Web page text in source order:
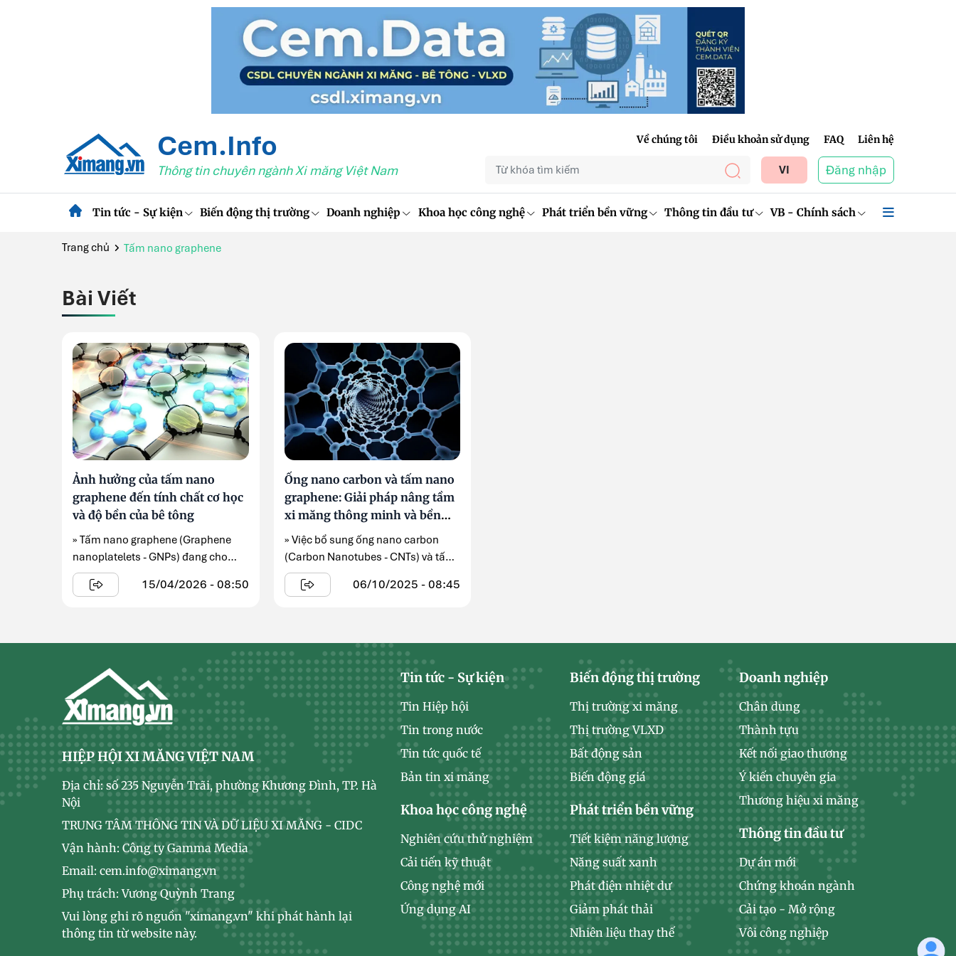
Cem.Info
Thông tin chuyên ngành Xi măng Việt Nam
Về chúng tôi Điều khoản sử dụng FAQ Liên hệ
VI Đăng nhập
Tin tức - Sự kiện Biến động thị trường Doanh nghiệp Khoa học công nghệ Phát triển bền vững Thông tin đầu tư VB - Chính sách
Trang chủ Tấm nano graphene
Bài Viết
Ảnh hưởng của tấm nano
graphene đến tính chất cơ học
và độ bền của bê tông
» Tấm nano graphene (Graphene
nanoplatelets - GNPs) đang cho
thấy khả năng cải thiện rõ rệt cường
độ ...
15/04/2026 - 08:50
Ống nano carbon và tấm nano
graphene: Giải pháp nâng tầm
xi măng thông minh và bền
vững
» Việc bổ sung ống nano carbon
(Carbon Nanotubes - CNTs) và tấm
nano graphene (Graphene
Nanoplatelets ...06/10/2025 - 08:45
HIỆP HỘI XI MĂNG VIỆT NAM
Địa chỉ: số 235 Nguyễn Trãi, phường Khương Đình, TP. Hà
Nội
TRUNG TÂM THÔNG TIN VÀ DỮ LIỆU XI MĂNG - CIDC
Vận hành: Công ty Gamma Media
Email: cem.info@ximang.vn
Phụ trách: Vương Quỳnh Trang
Vui lòng ghi rõ nguồn "ximang.vn" khi phát hành lại
thông tin từ website này.
Tin tức - Sự kiện
Tin Hiệp hội
Tin trong nước
Tin tức quốc tế
Bản tin xi măng
Khoa học công nghệ
Nghiên cứu thử nghiệm
Cải tiến kỹ thuật
Công nghệ mới
Ứng dụng AI
Biến động thị trường
Thị trường xi măng
Thị trường VLXD
Bất động sản
Biến động giá
Phát triển bền vững
Tiết kiệm năng lượng
Năng suất xanh
Phát điện nhiệt dư
Giảm phát thải
Nhiên liệu thay thế
Doanh nghiệp
Chân dung
Thành tựu
Kết nối giao thương
Ý kiến chuyên gia
Thương hiệu xi măng
Thông tin đầu tư
Dự án mới
Chứng khoán ngành
Cải tạo - Mở rộng
Vôi công nghiệp